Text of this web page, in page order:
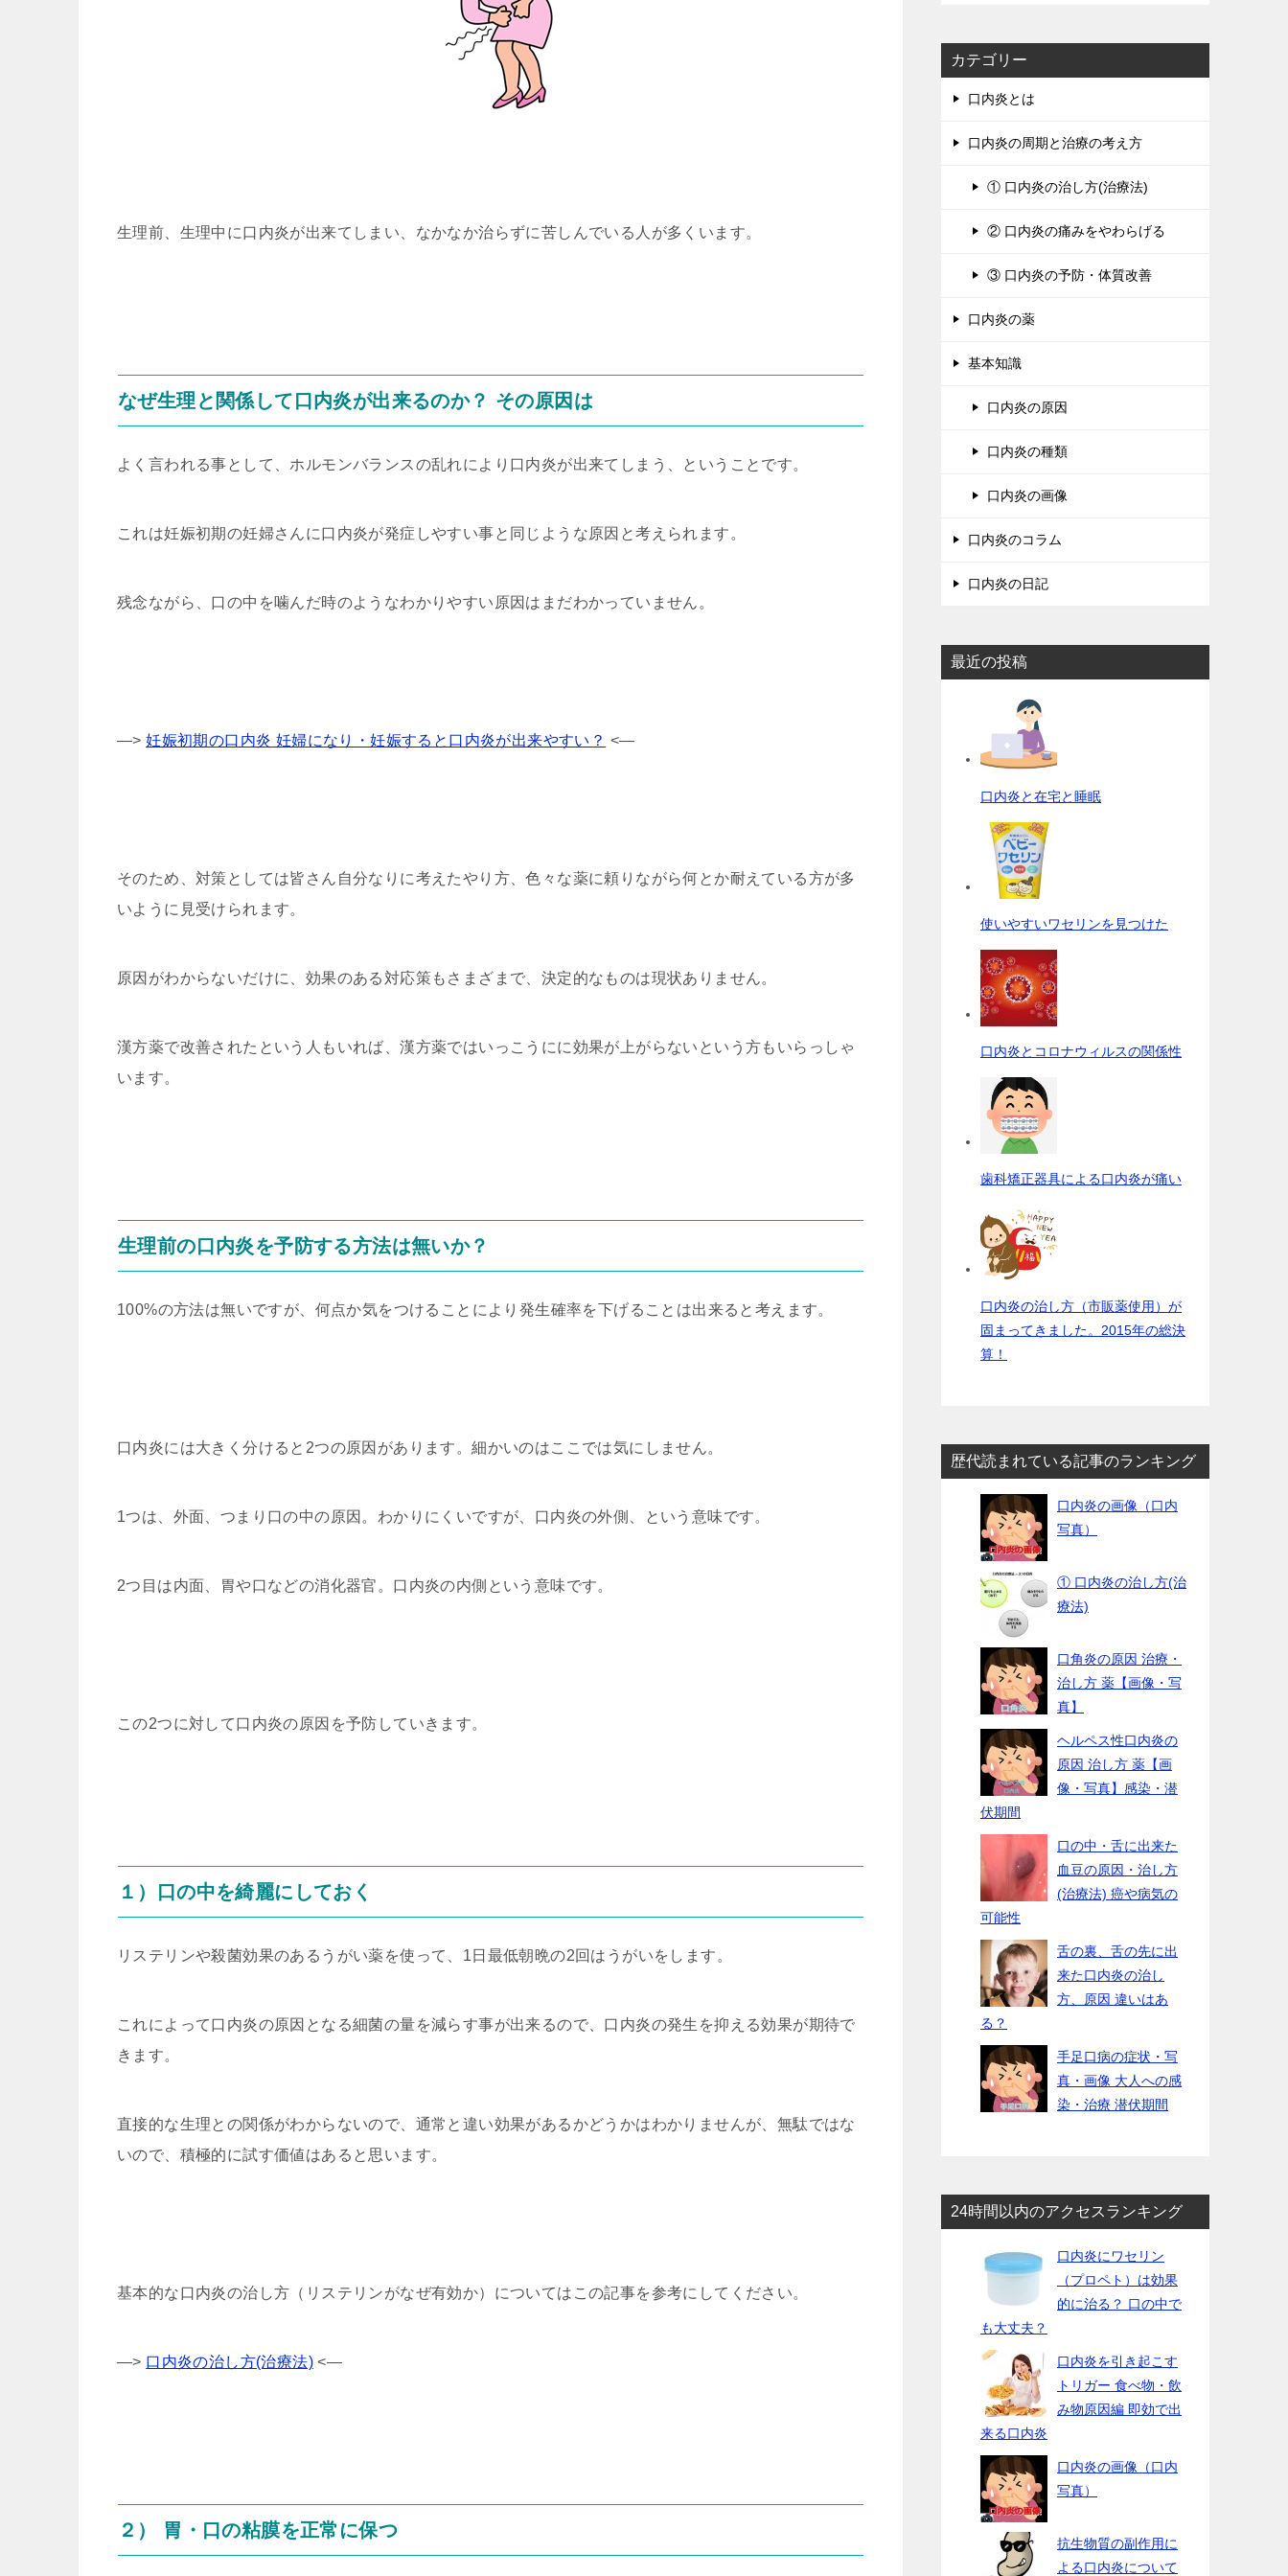
生理前、生理中に口内炎が出来てしまい、なかなか治らずに苦しんでいる人が多くいます。
なぜ生理と関係して口内炎が出来るのか？ その原因は
よく言われる事として、ホルモンバランスの乱れにより口内炎が出来てしまう、ということです。
これは妊娠初期の妊婦さんに口内炎が発症しやすい事と同じような原因と考えられます。
残念ながら、口の中を噛んだ時のようなわかりやすい原因はまだわかっていません。
—>妊娠初期の口内炎 妊婦になり・妊娠すると口内炎が出来やすい？ <—
そのため、対策としては皆さん自分なりに考えたやり方、色々な薬に頼りながら何とか耐えている方が多
いように見受けられます。
原因がわからないだけに、効果のある対応策もさまざまで、決定的なものは現状ありません。
漢方薬で改善されたという人もいれば、漢方薬ではいっこうにに効果が上がらないという方もいらっしゃ
います。
生理前の口内炎を予防する方法は無いか？
100%の方法は無いですが、何点か気をつけることにより発生確率を下げることは出来ると考えます。
口内炎には大きく分けると2つの原因があります。細かいのはここでは気にしません。
1つは、外面、つまり口の中の原因。わかりにくいですが、口内炎の外側、という意味です。
2つ目は内面、胃や口などの消化器官。口内炎の内側という意味です。
この2つに対して口内炎の原因を予防していきます。
１）口の中を綺麗にしておく
リステリンや殺菌効果のあるうがい薬を使って、1日最低朝晩の2回はうがいをします。
これによって口内炎の原因となる細菌の量を減らす事が出来るので、口内炎の発生を抑える効果が期待で
きます。
直接的な生理との関係がわからないので、通常と違い効果があるかどうかはわかりませんが、無駄ではな
いので、積極的に試す価値はあると思います。
基本的な口内炎の治し方（リステリンがなぜ有効か）についてはこの記事を参考にしてください。
—> 口内炎の治し方(治療法) <—
２） 胃・口の粘膜を正常に保つ
カテゴリー
口内炎とは
口内炎の周期と治療の考え方
① 口内炎の治し方(治療法)
② 口内炎の痛みをやわらげる
③ 口内炎の予防・体質改善
口内炎の薬
基本知識
口内炎の原因
口内炎の種類
口内炎の画像
口内炎のコラム
口内炎の日記
最近の投稿
口内炎と在宅と睡眠
使いやすいワセリンを見つけた
口内炎とコロナウィルスの関係性
歯科矯正器具による口内炎が痛い
口内炎の治し方（市販薬使用）が
固まってきました。2015年の総決
算！
歴代読まれている記事のランキング
口内炎の画像（口内
写真）
① 口内炎の治し方(治
療法)
口角炎の原因 治療・
治し方 薬【画像・写
真】
ヘルペス性口内炎の
原因 治し方 薬【画
像・写真】感染・潜
伏期間
口の中・舌に出来た
血豆の原因・治し方
(治療法) 癌や病気の
可能性
舌の裏、舌の先に出
来た口内炎の治し
方、原因 違いはあ
る？
手足口病の症状・写
真・画像 大人への感
染・治療 潜伏期間
24時間以内のアクセスランキング
口内炎にワセリン
（プロペト）は効果
的に治る？ 口の中で
も大丈夫？
口内炎を引き起こす
トリガー 食べ物・飲
み物原因編 即効で出
来る口内炎
口内炎の画像（口内
写真）
抗生物質の副作用に
よる口内炎について